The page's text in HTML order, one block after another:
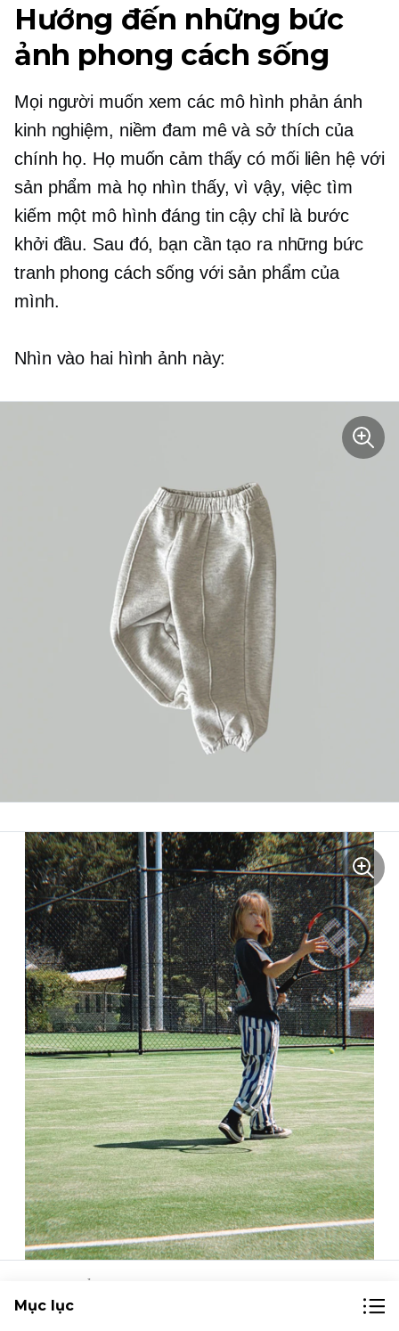
Hướng đến những bức
ảnh phong cách sống
Mọi người muốn xem các mô hình phản ánh
kinh nghiệm, niềm đam mê và sở thích của
chính họ. Họ muốn cảm thấy có mối liên hệ với
sản phẩm mà họ nhìn thấy, vì vậy, việc tìm
kiếm một mô hình đáng tin cậy chỉ là bước
khởi đầu. Sau đó, bạn cần tạo ra những bức
tranh phong cách sống với sản phẩm của
mình.
Nhìn vào hai hình ảnh này:
Ảnh của Ziggy Zaza
Mục lục